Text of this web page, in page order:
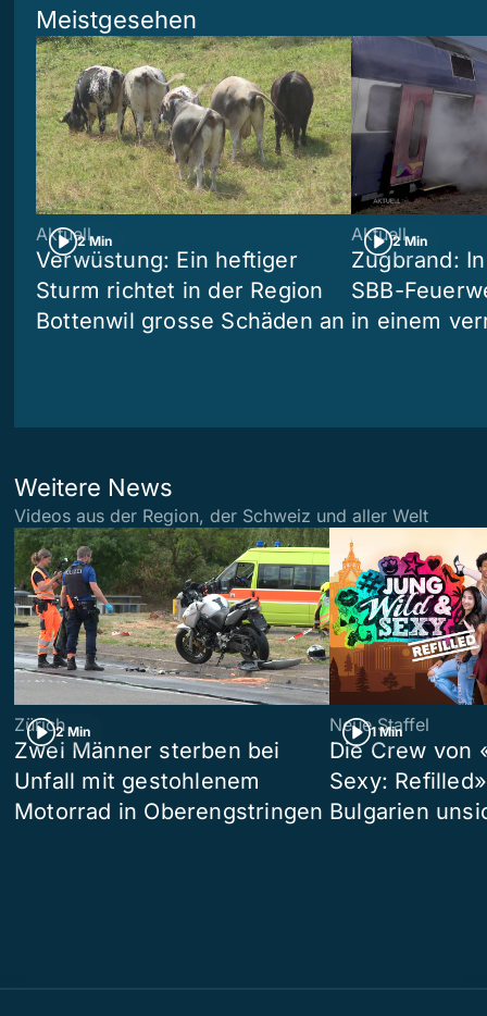
Meistgesehen
2 Min
Aktuell
Verwüstung: Ein heftiger
Sturm richtet in der Region
Bottenwil grosse Schäden an
2 Min
Aktuell
Zugbrand:
SBB-
in einem
Weitere News
Videos aus der Region, der Schweiz und aller Welt
2 Min
Zürich
Zwei Männer sterben bei
Unfall mit gestohlenem
Motorrad in Oberengstringen
1 Min
Neue Staffel
Die Crew von
Sexy:
Bulgarien